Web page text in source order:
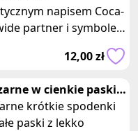
napisem Coca-
partner i symbolem
12,00 zł
w cienkie paski z
nogawkami
krótkie spodenki
paski z lekko